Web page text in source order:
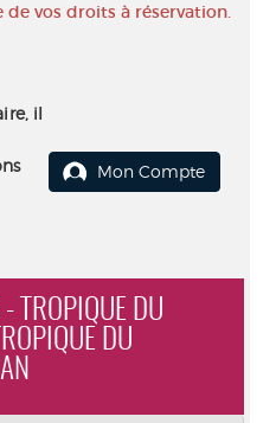
vos droits à réservation.
il
Mon Compte
TROPIQUE DU
DU